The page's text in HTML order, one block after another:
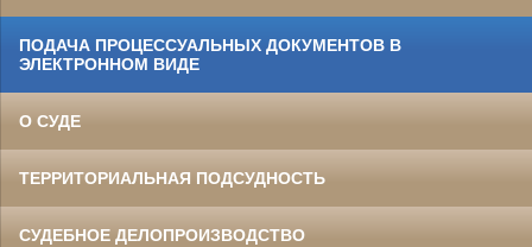
ПОДАЧА ПРОЦЕССУАЛЬНЫХ ДОКУМЕНТОВ В
ЭЛЕКТРОННОМ ВИДЕ
О СУДЕ
ТЕРРИТОРИАЛЬНАЯ ПОДСУДНОСТЬ
СУДЕБНОЕ ДЕЛОПРОИЗВОДСТВО